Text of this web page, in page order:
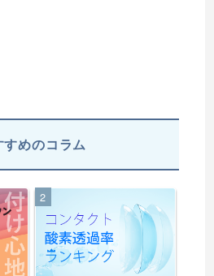
すめのコラム
2